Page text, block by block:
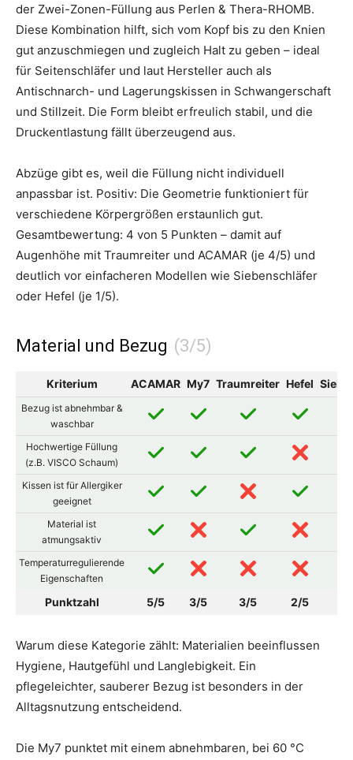
der Zwei-Zonen-Füllung aus Perlen & Thera-RHOMB.
Diese Kombination hilft, sich vom Kopf bis zu den Knien
gut anzuschmiegen und zugleich Halt zu geben – ideal
für Seitenschläfer und laut Hersteller auch als
Antischnarch- und Lagerungskissen in Schwangerschaft
und Stillzeit. Die Form bleibt erfreulich stabil, und die
Druckentlastung fällt überzeugend aus.
Abzüge gibt es, weil die Füllung nicht individuell
anpassbar ist. Positiv: Die Geometrie funktioniert für
verschiedene Körpergrößen erstaunlich gut.
Gesamtbewertung: 4 von 5 Punkten – damit auf
Augenhöhe mit Traumreiter und ACAMAR (je 4/5) und
deutlich vor einfacheren Modellen wie Siebenschläfer
oder Hefel (je 1/5).
Material und Bezug
Kriterium ACAMAR My7 Traumreiter Hefel
Bezug ist abnehmbar &
waschbar
Hochwertige Füllung
(z.B. VISCO Schaum)
Kissen ist für Allergiker
geeignet
Material ist
atmungsaktiv
Temperaturregulierende
Eigenschaften
Punktzahl 5/5 3/5 3/5 2/5
Warum diese Kategorie zählt: Materialien beeinflussen
Hygiene, Hautgefühl und Langlebigkeit. Ein
pflegeleichter, sauberer Bezug ist besonders in der
Alltagsnutzung entscheidend.
Die My7 punktet mit einem abnehmbaren, bei 60 °C